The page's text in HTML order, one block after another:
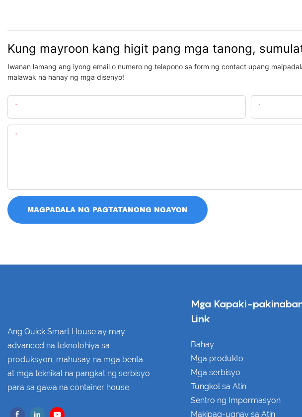
Kung mayroon kang higit pang mga tanong,
Iwanan lamang ang iyong email o numero ng telepono sa form ng contact upang
malawak na hanay ng mga disenyo!
MAGPADALA NG PAGTATANONG NGAYON
Ang Quick Smart House ay may
advanced na teknolohiya sa
produksyon, mahusay na mga benta
at mga teknikal na pangkat ng serbisyo
para sa gawa na container house.
Mga Kapaki-
Link
Bahay
Mga produkto
Mga serbisyo
Tungkol sa Atin
Sentro ng Impormasyon
Makipag-ugnay sa Atin